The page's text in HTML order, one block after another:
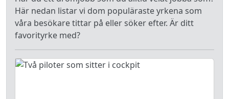
Här nedan listar vi dom populäraste yrkena som
våra besökare tittar på eller söker efter. Är ditt
favorityrke med?